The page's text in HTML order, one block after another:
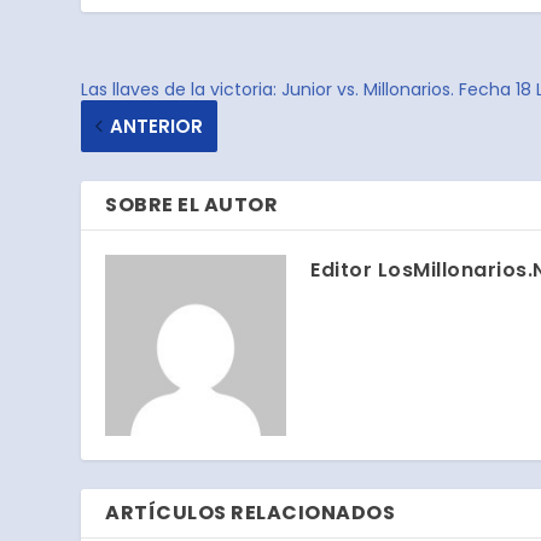
Las llaves de la victoria: Junior vs. Millonarios. Fecha 18
ANTERIOR
SOBRE EL AUTOR
Editor
ARTÍCULOS RELACIONADOS